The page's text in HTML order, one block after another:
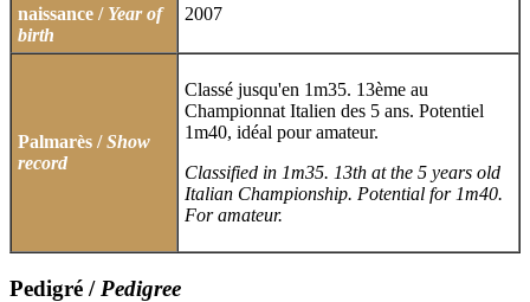
naissance / Year of
birth
2007
Palmarès /Show
record
Classé jusqu'en 1m35. 13ème au
Championnat Italien des 5 ans. Potentiel
1m40, idéal pour amateur.
Classified in 1m35. 13th at the 5 years old
Italian Championship. Potential for 1m40.
For amateur.
Pedigré / Pedigree